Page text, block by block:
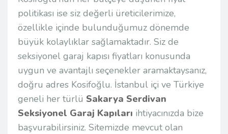
politikası ise siz değerli üreticilerimize,
özellikle içinde bulunduğumuz dönemde
büyük kolaylıklar sağlamaktadır. Siz de
seksiyonel garaj kapısı fiyatları konusunda
uygun ve avantajlı seçenekler aramaktaysanız,
doğru adres Kosifoğlu. İstanbul içi ve Türkiye
geneli her türlü Sakarya Serdivan
Seksiyonel Garaj Kapıları ihtiyacınızda bize
başvurabilirsiniz. Sitemizde mevcut olan